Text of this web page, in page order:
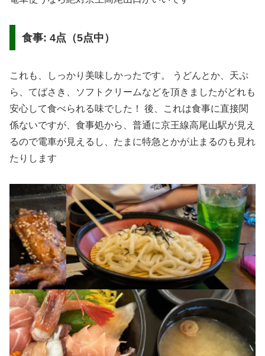
食事: 4点（5点中）
これも、しっかり美味しかったです。 うどんとか、天ぷ
ら、てばさき、ソフトクリームなどを頂きましたがどれも
安心して食べられる味でした！ 後、これは食事に直接関
係ないですが、食事処から、普通に京王線高尾山駅が見え
るので電車が見えるし、たまに特急とかが止まるのも見れ
たりします